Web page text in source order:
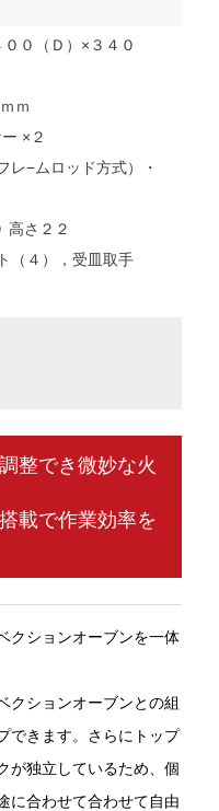
０（Ｄ）×３４０
ｍ
×２
−ムロッド方式）・
さ２２
４），受皿取手
整でき微妙な火
載で作業効率を
クションオーブンを一体
クションオーブンとの組
できます。さらにトップ
が独立しているため、個
に合わせて合わせて自由